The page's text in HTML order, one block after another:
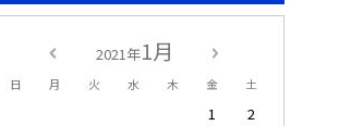
2021年1月
日 月 火 水 木 金 土
1
2